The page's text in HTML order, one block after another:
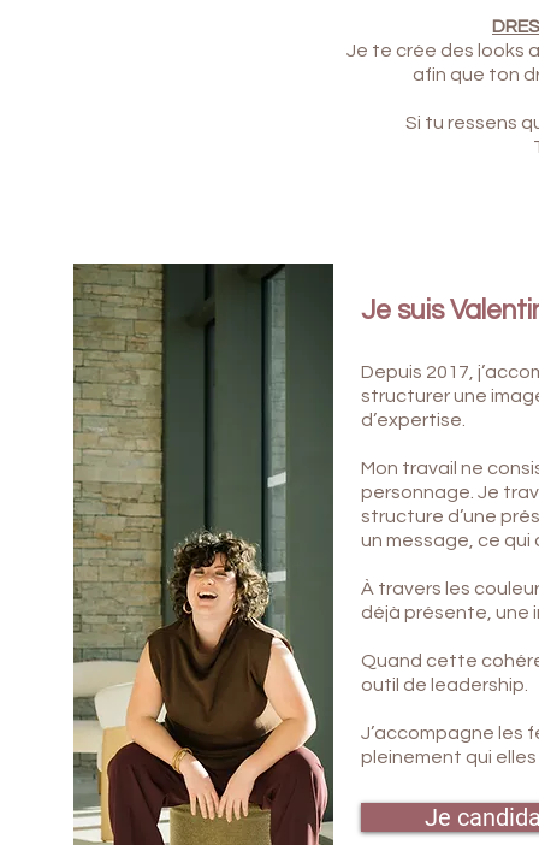
Je te crée des looks
afin que ton
Si tu ressens
Je suis
Depuis 2017,
structurer une
d’expertise.
Mon travail ne
personnage. Je
structure d’une
un message, ce qui
À travers les
déjà présente, une
Quand cette
outil de leadership.
J’accompagne les
pleinement qui
Je